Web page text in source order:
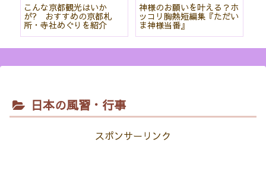
こんな京都観光はいか
が? おすすめの京都札
所・寺社めぐりを紹介
神様のお願いを叶える？ホ
ッコリ胸熱短編集『ただい
ま神様当番』
日本の風習・行事
スポンサーリンク